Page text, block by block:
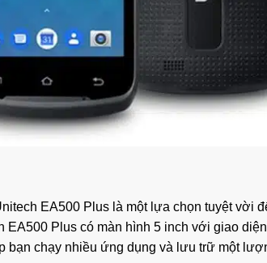
EA500 Plus là một lựa chọn tuyệt vời
Plus có màn hình 5 inch với giao
bạn chạy nhiều ứng dụng và lưu trữ một